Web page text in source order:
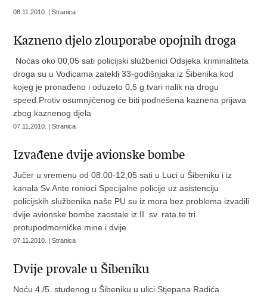
08.11.2010. | Stranica
Kazneno djelo zlouporabe opojnih droga
Noćas oko 00,05 sati policijski službenici Odsjeka kriminaliteta
droga su u Vodicama zatekli 33-godišnjaka iz Šibenika kod
kojeg je pronađeno i oduzeto 0,5 g tvari nalik na drogu
speed.Protiv osumnjičenog će biti podnešena kaznena prijava
zbog kaznenog djela
07.11.2010. | Stranica
Izvađene dvije avionske bombe
Jučer u vremenu od 08.00-12,05 sati u Luci u Šibeniku i iz
kanala Sv.Ante ronioci Specijalne policije uz asistenciju
policijskih službenika naše PU su iz mora bez problema izvadili
dvije avionske bombe zaostale iz II. sv. rata,te tri
protupodmorničke mine i dvije
07.11.2010. | Stranica
Dvije provale u Šibeniku
Noću 4./5. studenog u Šibeniku u ulici Stjepana Radića